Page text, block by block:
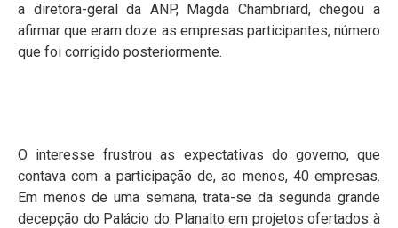
a diretora-geral da ANP, Magda Chambriard, chegou a
afirmar que eram doze as empresas participantes, número
que foi corrigido posteriormente.
O interesse frustrou as expectativas do governo, que
contava com a participação de, ao menos, 40 empresas.
Em menos de uma semana, trata-se da segunda grande
decepção do Palácio do Planalto em projetos ofertados à